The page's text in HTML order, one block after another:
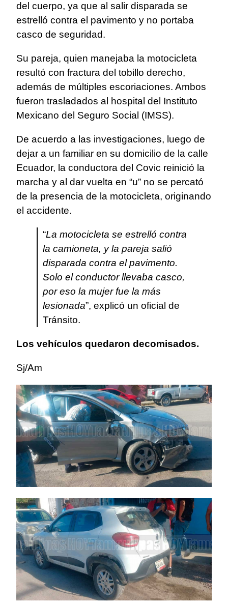
del cuerpo, ya que al salir disparada se
estrelló contra el pavimento y no portaba
casco de seguridad.
Su pareja, quien manejaba la motocicleta
resultó con fractura del tobillo derecho,
además de múltiples escoriaciones. Ambos
fueron trasladados al hospital del Instituto
Mexicano del Seguro Social (IMSS).
De acuerdo a las investigaciones, luego de
dejar a un familiar en su domicilio de la calle
Ecuador, la conductora del Covic reinició la
marcha y al dar vuelta en “u” no se percató
de la presencia de la motocicleta, originando
el accidente.
“La motocicleta se estrelló contra
la camioneta, y la pareja salió
disparada contra el pavimento.
Solo el conductor llevaba casco,
por eso la mujer fue la más
lesionada”, explicó un oficial de
Tránsito.
Los vehículos quedaron decomisados.
Sj/Am